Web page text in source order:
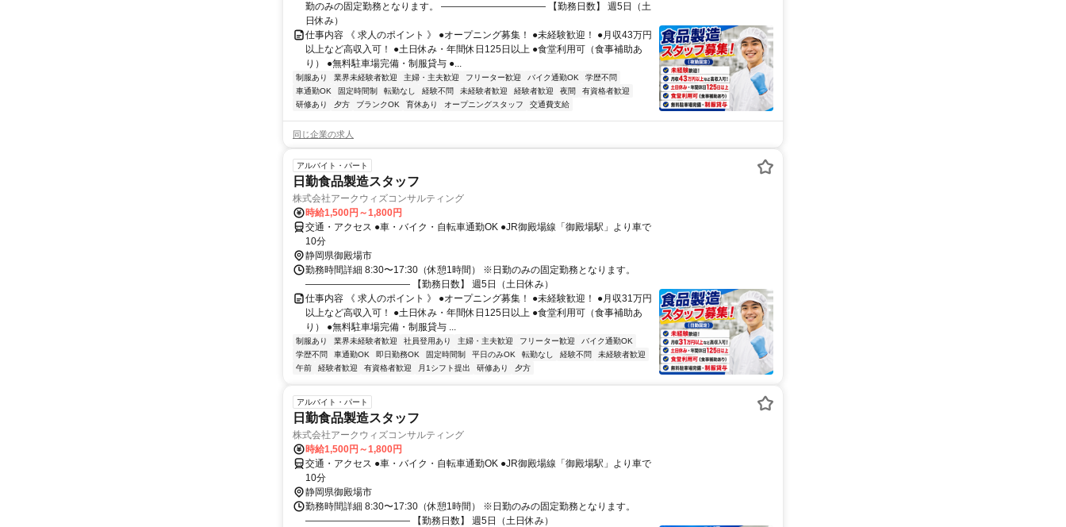
勤のみの固定勤務となります。 ――――――――――― 【勤務日数】 週5日（土
日休み）
仕事内容 《 求人のポイント 》 ●オープニング募集！ ●未経験歓迎！ ●月収43万円
以上など高収入可！ ●土日休み・年間休日125日以上 ●食堂利用可（食事補助あ
り） ●無料駐車場完備・制服貸与 ●...
制服あり 業界未経験者歓迎 主婦・主夫歓迎 フリーター歓迎 バイク通勤OK
学歴不問
車通勤OK
固定時間制 転勤なし 経験不問 未経験者歓迎 経験者歓迎 夜間
有資格者歓迎
研修あり
夕方 ブランクOK 育休あり オープニングスタッフ 交通費支給
同じ企業の求人
アルバイト・パート
日勤食品製造スタッフ
株式会社アークウィズコンサルティング
時給1,500円～1,800円
交通・アクセス ●車・バイク・自転車通勤OK ●JR御殿場線「御殿場駅」より車で
10分
静岡県御殿場市
勤務時間詳細 8:30〜17:30（休憩1時間） ※日勤のみの固定勤務となります。
――――――――――― 【勤務日数】 週5日（土日休み）
仕事内容 《 求人のポイント 》 ●オープニング募集！ ●未経験歓迎！ ●月収31万円
以上など高収入可！ ●土日休み・年間休日125日以上 ●食堂利用可（食事補助あ
り） ●無料駐車場完備・制服貸与 ...
制服あり 業界未経験者歓迎 社員登用あり 主婦・主夫歓迎 フリーター歓迎
バイク通勤OK
学歴不問
車通勤OK 即日勤務OK 固定時間制 平日のみOK 転勤なし 経験不問
未経験者歓迎
午前
経験者歓迎 有資格者歓迎 月1シフト提出 研修あり 夕方
アルバイト・パート
日勤食品製造スタッフ
株式会社アークウィズコンサルティング
時給1,500円～1,800円
交通・アクセス ●車・バイク・自転車通勤OK ●JR御殿場線「御殿場駅」より車で
10分
静岡県御殿場市
勤務時間詳細 8:30〜17:30（休憩1時間） ※日勤のみの固定勤務となります。
――――――――――― 【勤務日数】 週5日（土日休み）